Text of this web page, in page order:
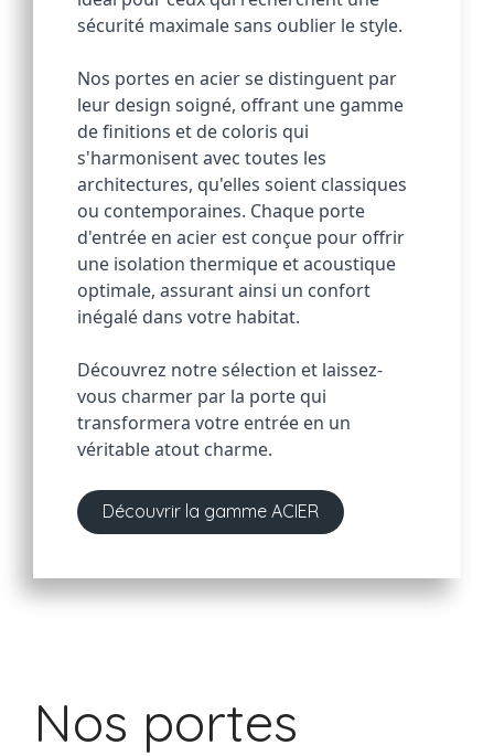
sécurité maximale sans oublier le style.
Nos portes en acier se distinguent par
leur design soigné, offrant une gamme
de finitions et de coloris qui
s'harmonisent avec toutes les
architectures, qu'elles soient classiques
ou contemporaines. Chaque porte
d'entrée en acier est conçue pour offrir
une isolation thermique et acoustique
optimale, assurant ainsi un confort
inégalé dans votre habitat.
Découvrez notre sélection et laissez-
vous charmer par la porte qui
transformera votre entrée en un
véritable atout charme.
Découvrir la gamme ACIER
Nos portes